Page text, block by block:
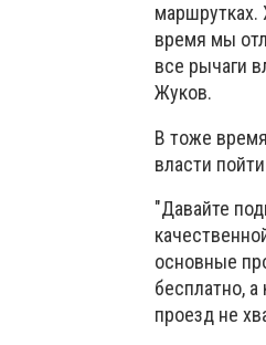
время мы
все рычаги
Жуков.
В тоже
власти
"Давайте
основные
бесплатно,
проезд не